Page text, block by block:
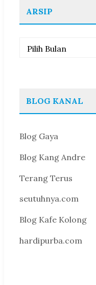
ARSIP
Arsip
BLOG KANAL
Blog Gaya
Blog Kang Andre
Terang Terus
seutuhnya.com
Blog Kafe Kolong
hardipurba.com